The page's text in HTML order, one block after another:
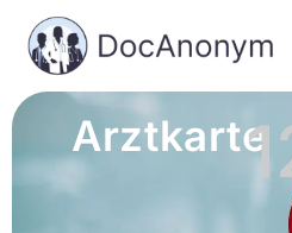
Arztkarte